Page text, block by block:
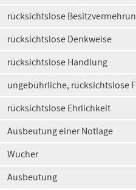
rücksichtslose
rücksichtslose Denkweise
rücksichtslose Handlung
ungebührliche, rücksichtslose
rücksichtslose Ehrlichkeit
Ausbeutung einer Notlage
Wucher
Ausbeutung